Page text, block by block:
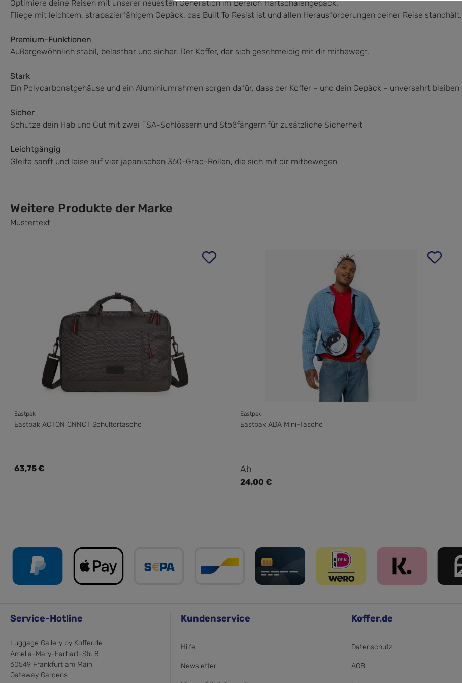
Optimiere deine Reisen mit unserer neuesten Generation im Bereich Hartschalengepäck.
Fliege mit leichtem, strapazierfähigem Gepäck, das Built To Resist ist und allen Herausforderungen deiner Reise standhält.
Premium-Funktionen
Außergewöhnlich stabil, belastbar und sicher. Der Koffer, der sich geschmeidig mit dir mitbewegt.
Stark
Ein Polycarbonatgehäuse und ein Aluminiumrahmen sorgen dafür, dass der Koffer – und dein Gepäck – unversehrt bleiben
Sicher
Schütze dein Hab und Gut mit zwei TSA-Schlössern und Stoßfängern für zusätzliche Sicherheit
Leichtgängig
Gleite sanft und leise auf vier japanischen 360-Grad-Rollen, die sich mit dir mitbewegen
Weitere Produkte der Marke
Mustertext
Eastpak
Eastpak ACTON CNNCT Schultertasche
Regulärer Preis:
63,75 €
Eastpak
Eastpak ADA Mini-Tasche
Regulärer Preis:
Ab
24,00 €
Service-Hotline
Luggage Gallery by Koffer.de
Amelia-Mary-Earhart-Str. 8
60549 Frankfurt am Main
Gateway Gardens
Kundenservice
Hilfe
Newsletter
Koffer.de
Datenschutz
AGB